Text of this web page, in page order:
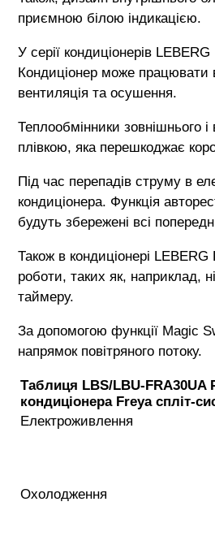
приємною білою індикацією.
У серії кондиціонерів
Кондиціонер може працювати
вентиляція та осушення.
Теплообмінники зовнішнього і
плівкою, яка перешкоджає
Під час перепадів струму в
кондиціонера. Функція
будуть збережені всі
Також в кондиціонері
роботи, таких як, наприклад,
таймеру.
За допомогою функції Magic
напрямок повітряного потоку.
Таблиця LBS/LBU-FRA30UA
кондиціонера Freya спліт-
Електроживлення
Охолодження